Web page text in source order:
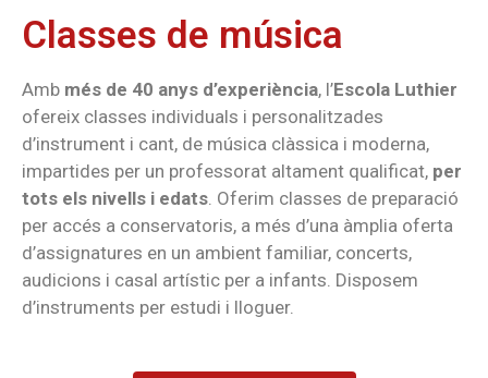
Classes de música
Amb més de 40 anys d’experiència, l’Escola Luthier
ofereix classes individuals i personalitzades
d’instrument i cant, de música clàssica i moderna,
impartides per un professorat altament qualificat, per
tots els nivells i edats. Oferim classes de preparació
per accés a conservatoris, a més d’una àmplia oferta
d’assignatures en un ambient familiar, concerts,
audicions i casal artístic per a infants. Disposem
d’instruments per estudi i lloguer.